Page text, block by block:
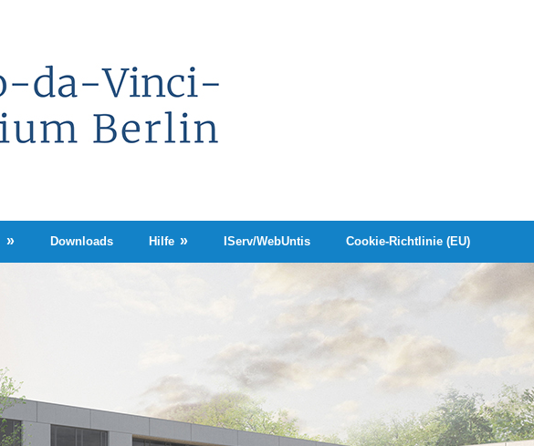
Downloads Hilfe IServ/WebUntis Cookie-Richtlinie (EU)